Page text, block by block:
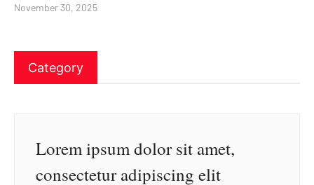
November 30, 2025
Category
Lorem ipsum dolor sit amet,
consectetur adipiscing elit